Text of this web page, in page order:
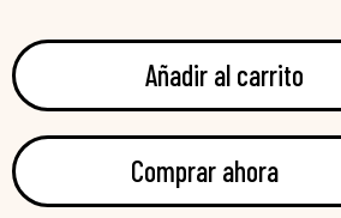
Añadir al carrito
Comprar ahora